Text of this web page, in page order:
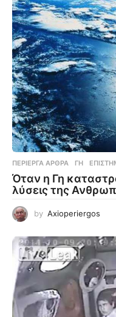
ΠΕΡΊΕΡΓΑ ΆΡΘΡΑ ΓΗ ,
Όταν η Γη
λύσεις της
by Axioperiergos